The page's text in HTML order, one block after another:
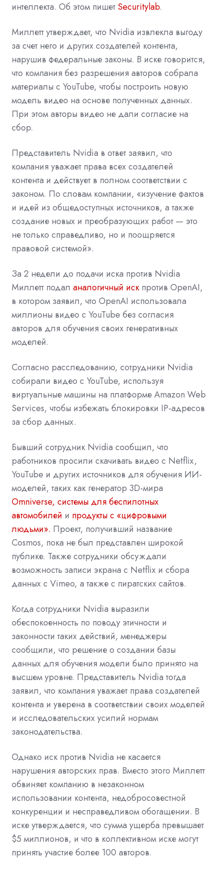
интеллекта. Об этом пишет Securitylab.
Миллетт утверждает, что Nvidia извлекла выгоду
за счет него и других создателей контента,
нарушив федеральные законы. В иске говорится,
что компания без разрешения авторов собрала
материалы с YouTube, чтобы построить новую
модель видео на основе полученных данных.
При этом авторы видео не дали согласие на
сбор.
Представитель Nvidia в ответ заявил, что
компания уважает права всех создателей
контента и действует в полном соответствии с
законом. По словам компании, «изучение фактов
и идей из общедоступных источников, а также
создание новых и преобразующих работ — это
не только справедливо, но и поощряется
правовой системой».
За 2 недели до подачи иска против Nvidia
Миллетт подал аналогичный иск против OpenAI,
в котором заявил, что OpenAI использовала
миллионы видео с YouTube без согласия
авторов для обучения своих генеративных
моделей.
Согласно расследованию, сотрудники Nvidia
собирали видео с YouTube, используя
виртуальные машины на платформе Amazon Web
Services, чтобы избежать блокировки IP-адресов
за сбор данных.
Бывший сотрудник Nvidia сообщил, что
работников просили скачивать видео с Netflix,
YouTube и других источников для обучения ИИ-
моделей, таких как генератор 3D-мира
Omniverse, системы для беспилотных
автомобилей и продукты с «цифровыми
людьми». Проект, получивший название
Cosmos, пока не был представлен широкой
публике. Также сотрудники обсуждали
возможность записи экрана с Netflix и сбора
данных с Vimeo, а также с пиратских сайтов.
Когда сотрудники Nvidia выразили
обеспокоенность по поводу этичности и
законности таких действий, менеджеры
сообщили, что решение о создании базы
данных для обучения модели было принято на
высшем уровне. Представитель Nvidia тогда
заявил, что компания уважает права создателей
контента и уверена в соответствии своих моделей
и исследовательских усилий нормам
законодательства.
Однако иск против Nvidia не касается
нарушения авторских прав. Вместо этого Миллетт
обвиняет компанию в незаконном
использовании контента, недобросовестной
конкуренции и несправедливом обогащении. В
иске утверждается, что сумма ущерба превышает
$5 миллионов, и что в коллективном иске могут
принять участие более 100 авторов.